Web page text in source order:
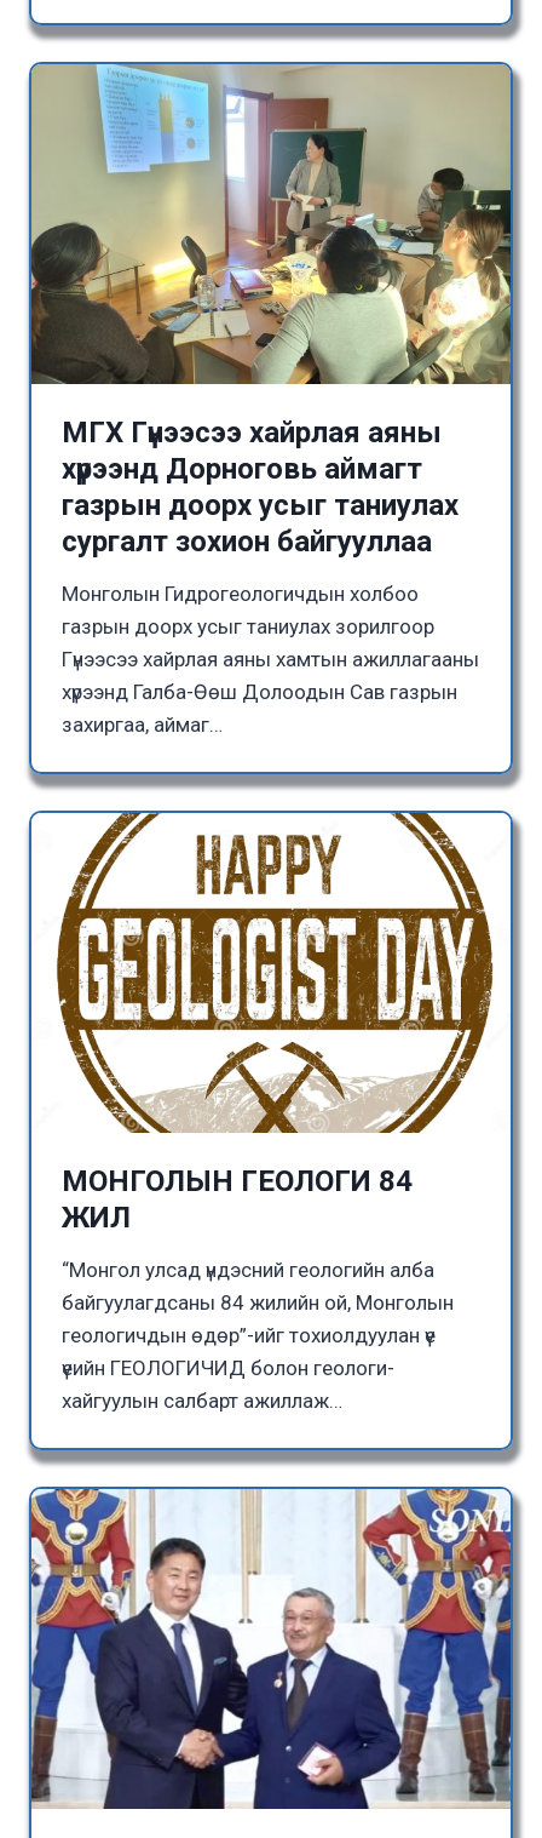
МГХ Гүнээсээ хайрлая аяны
хүрээнд Дорноговь аймагт
газрын доорх усыг таниулах
сургалт зохион байгууллаа
Монголын Гидрогеологичдын холбоо
газрын доорх усыг таниулах зорилгоор
Гүнээсээ хайрлая аяны хамтын ажиллагааны
хүрээнд Галба-Өөш Долоодын Сав газрын
захиргаа, аймаг…
МОНГОЛЫН ГЕОЛОГИ 84
ЖИЛ
“Монгол улсад үндэсний геологийн алба
байгуулагдсаны 84 жилийн ой, Монголын
геологичдын өдөр”-ийг тохиолдуулан үе
үеийн ГЕОЛОГИЧИД болон геологи-
хайгуулын салбарт ажиллаж…